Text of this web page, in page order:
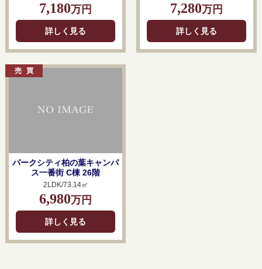
7,180万円
詳しく見る
7,280万円
詳しく見る
パークシティ柏の葉キャンパ
ス一番街 C棟 26階
2LDK/73.14㎡
6,980万円
詳しく見る